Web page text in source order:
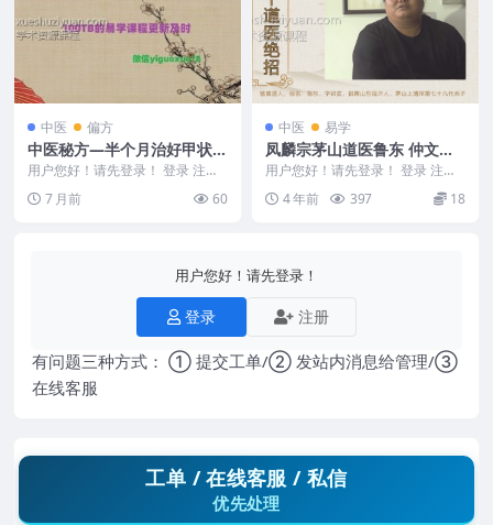
中医 偏方
中医秘方—半个月治好甲状腺
结节治疗结节方
用户您好！请先登录！ 登录 注册
方 本方适配甲状...
7 月前 60
中医 易学
凤麟宗茅山道医鲁东 仲文绝
招讲解视频一套20个 含对治
女性儿童疑难病症
用户您好！请先登录！ 登录 注册
茅山道医鲁东20个道医绝招一套2
0个视频讲解百...
4 年前 397 18
用户您好！请先登录！
登录 注册
有问题三种方式： ① 提交工单/② 发站内消息给管理/③
在线客服
工单 / 在线客服 / 私信
优先处理